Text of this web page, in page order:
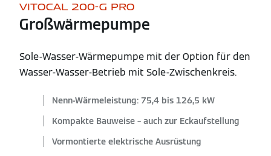
VITOCAL 200-G PRO
Großwärmepumpe
Sole-Wasser-Wärmepumpe mit der Option für den
Wasser-Wasser-Betrieb mit Sole-Zwischenkreis.
Nenn-Wärmeleistung: 75,4 bis 126,5 kW
Kompakte Bauweise – auch zur Eckaufstellung
Vormontierte elektrische Ausrüstung